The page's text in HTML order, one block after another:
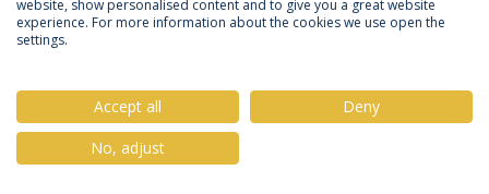
Direitos do Titular dos Dados
© 2026 Universidade Católica Portuguesa
website, show personalised content and to give you a great website
experience. For more information about the cookies we use open the
settings.
Accept all
Deny
No, adjust